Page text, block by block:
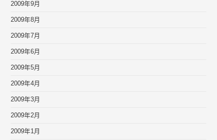
2009年9月
2009年8月
2009年7月
2009年6月
2009年5月
2009年4月
2009年3月
2009年2月
2009年1月